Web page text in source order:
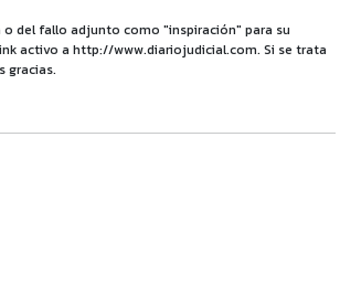
del fallo adjunto como "inspiración" para su
activo a http://www.diariojudicial.com. Si se trata
gracias.